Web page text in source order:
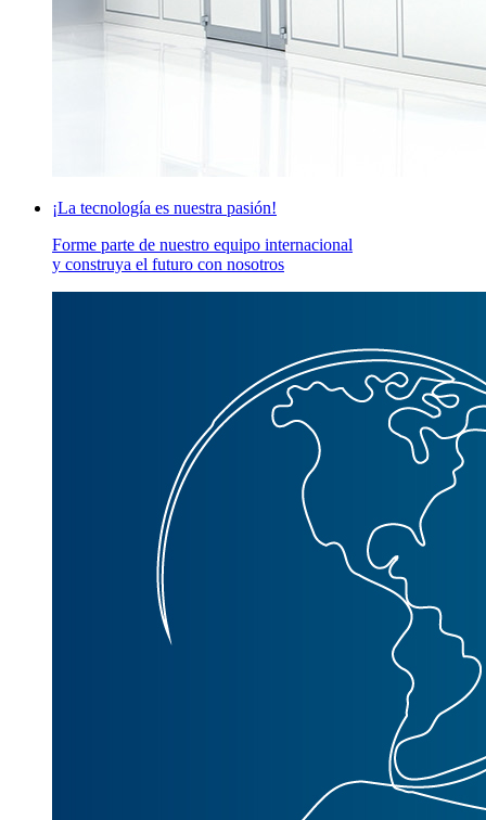
¡La tecnología es nuestra pasión!
Forme parte de nuestro equipo internacional
y construya el futuro con nosotros